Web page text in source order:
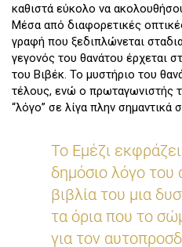
καθιστά εύκολο να
Μέσα από διαφορετικές
γραφή που ξεδιπλώνεται
γεγονός του θανάτου έρχεται
του Βιβέκ. Το μυστήριο του
τέλους, ενώ ο πρωταγωνιστής
“λόγο” σε λίγα πλην σημαντικά
Το Εμέζι
δημόσιο λόγο του
βιβλία του μια
τα όρια που το
για τον